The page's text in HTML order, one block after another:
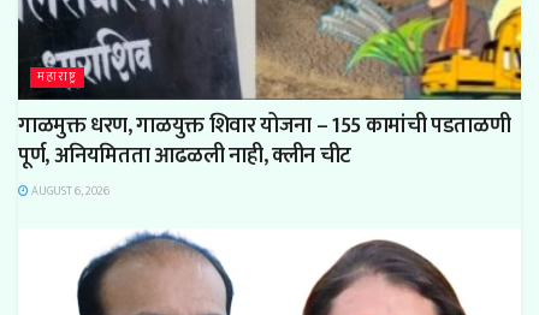
महाराष्ट्र
गाळमुक्त धरण, गाळयुक्त शिवार योजना – 155 कामांची पडताळणी
पूर्ण, अनियमितता आढळली नाही, क्लीन चीट
AUGUST 6, 2026